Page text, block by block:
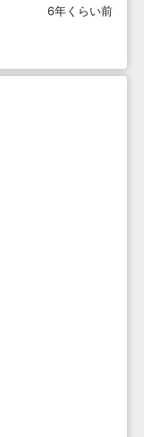
6年くらい前